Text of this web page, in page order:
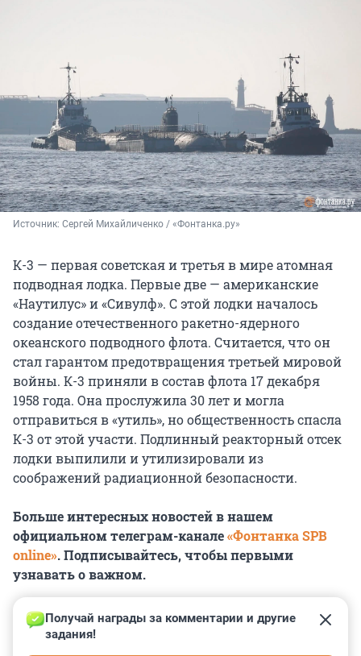
Источник: Сергей Михайличенко / «Фонтанка.ру»
К-3 — первая советская и третья в мире атомная
подводная лодка. Первые две — американские
«Наутилус» и «Сивулф». С этой лодки началось
создание отечественного ракетно-ядерного
океанского подводного флота. Считается, что он
стал гарантом предотвращения третьей мировой
войны. К-3 приняли в состав флота 17 декабря
1958 года. Она прослужила 30 лет и могла
отправиться в «утиль», но общественность спасла
К-3 от этой участи. Подлинный реакторный отсек
лодки выпилили и утилизировали из
соображений радиационной безопасности.
Больше интересных новостей в нашем
официальном телеграм-канале«Фонтанка SPB
online». Подписывайтесь, чтобы первыми
узнавать о важном.
Получай награды за комментарии и другие
задания!